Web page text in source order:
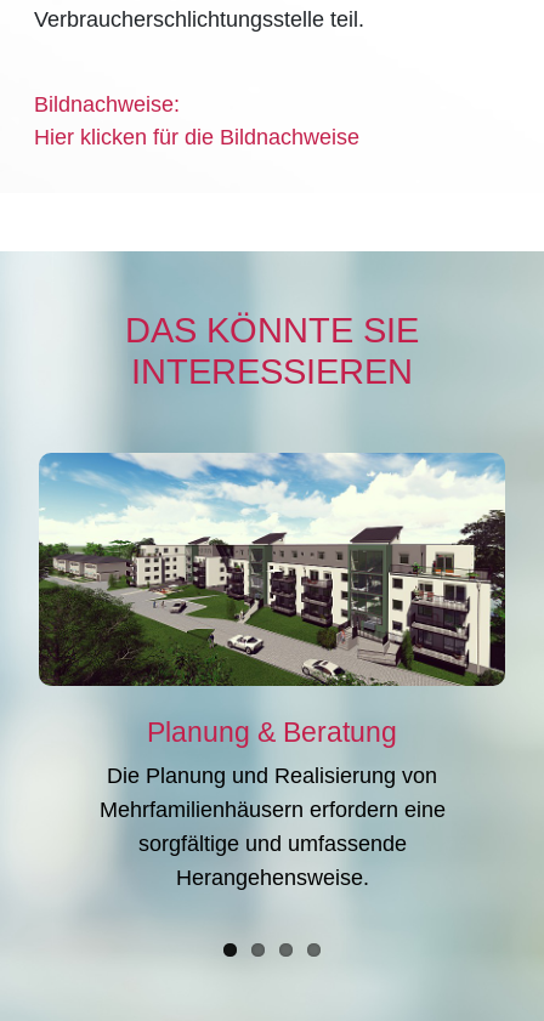
Verbraucherschlichtungsstelle teil.
Bildnachweise:
Hier klicken für die Bildnachweise
DAS KÖNNTE SIE
INTERESSIEREN
Planung & Beratung
Die Planung und Realisierung von
Mehrfamilienhäusern erfordern eine
sorgfältige und umfassende
Herangehensweise.